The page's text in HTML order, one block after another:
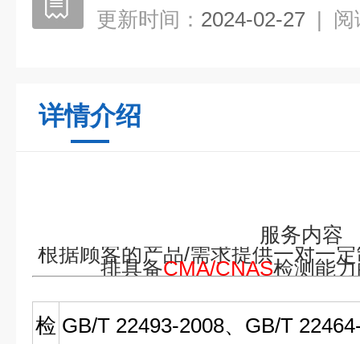
更新时间： 2024-02-27 | 阅
详情介绍
服务内容
根据顾客的产品/需求提供一对一
排具备CMA/CNAS检测能
检 GB/T 22493-2008、GB/T